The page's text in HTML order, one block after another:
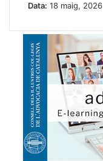
Data: 18 maig, 2026